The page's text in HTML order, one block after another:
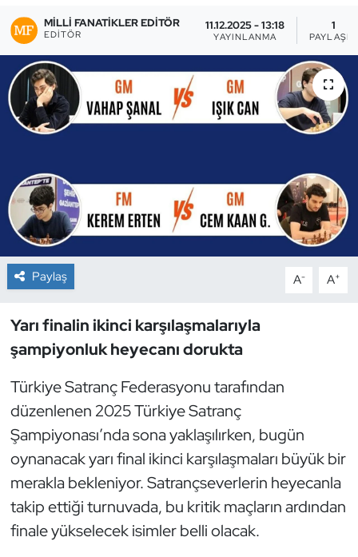
MILLI FANATIKLER EDITÖR
EDITÖR
11.12.2025 - 13:18
YAYINLANMA
1
PAYLAŞIM
Paylaş A- A+
Yarı finalin ikinci karşılaşmalarıyla
şampiyonluk heyecanı dorukta
Türkiye Satranç Federasyonu tarafından
düzenlenen 2025 Türkiye Satranç
Şampiyonası’nda sona yaklaşılırken, bugün
oynanacak yarı final ikinci karşılaşmaları büyük bir
merakla bekleniyor. Satrançseverlerin heyecanla
takip ettiği turnuvada, bu kritik maçların ardından
finale yükselecek isimler belli olacak.
Briç
Buz Hokeyi
Buz Pateni
Çim Hokeyi
Cimnastik
Curling
Dağcılık
Dövüş Sanatı
E-Spor
Eskrim
Futbol
Futsal